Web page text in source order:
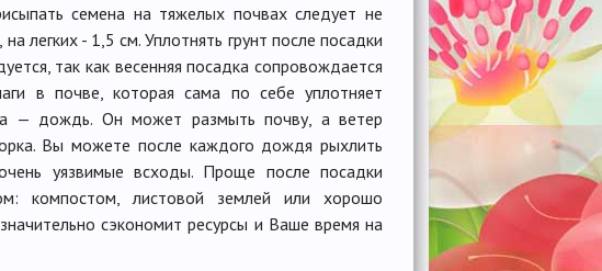
семена на тяжелых почвах следует не
легких - 1,5 см. Уплотнять грунт после посадки
так как весенняя посадка сопровождается
в почве, которая сама по себе уплотняет
— дождь. Он может размыть почву, а ветер
Вы можете после каждого дождя рыхлить
уязвимые всходы. Проще после посадки
компостом, листовой землей или хорошо
сэкономит ресурсы и Ваше время на